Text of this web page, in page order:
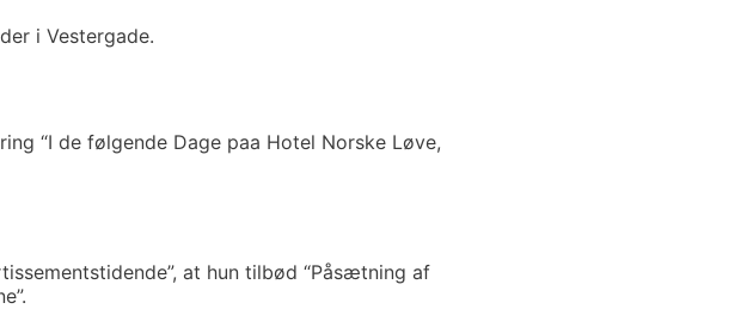
i Vestergade.
“I de følgende Dage paa Hotel Norske Løve,
at hun tilbød “Påsætning af